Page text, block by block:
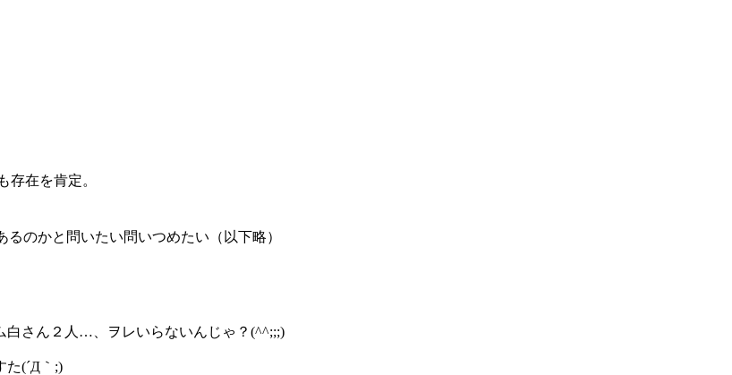
存在を肯定。
のかと問いたい問いつめたい（以下略）
白さん２人…、ヲレいらないんじゃ？(^^;;;)
た(´Д｀;)